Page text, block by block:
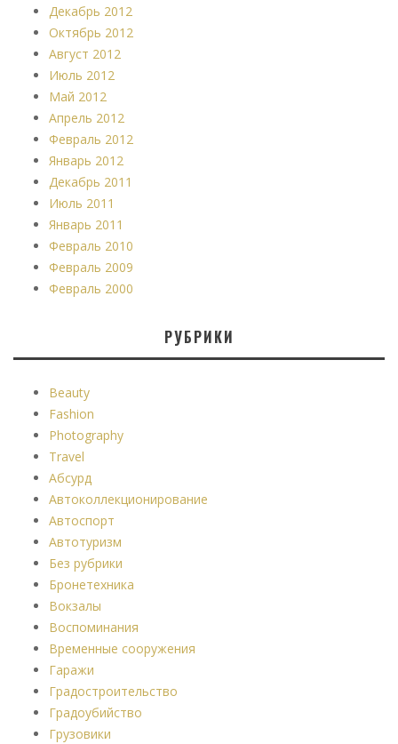
Декабрь 2012
Октябрь 2012
Август 2012
Июль 2012
Май 2012
Апрель 2012
Февраль 2012
Январь 2012
Декабрь 2011
Июль 2011
Январь 2011
Февраль 2010
Февраль 2009
Февраль 2000
РУБРИКИ
Beauty
Fashion
Photography
Travel
Абсурд
Автоколлекционирование
Автоспорт
Автотуризм
Без рубрики
Бронетехника
Вокзалы
Воспоминания
Временные сооружения
Гаражи
Градостроительство
Градоубийство
Грузовики